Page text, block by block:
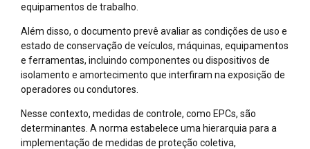
equipamentos de trabalho.
Além disso, o documento prevê avaliar as condições de uso e
estado de conservação de veículos, máquinas, equipamentos
e ferramentas, incluindo componentes ou dispositivos de
isolamento e amortecimento que interfiram na exposição de
operadores ou condutores.
Nesse contexto, medidas de controle, como EPCs, são
determinantes. A norma estabelece uma hierarquia para a
implementação de medidas de proteção coletiva,